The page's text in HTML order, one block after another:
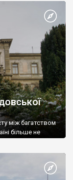
між багатством
більше не